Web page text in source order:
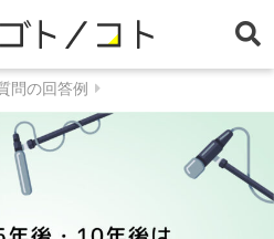
問の回答例